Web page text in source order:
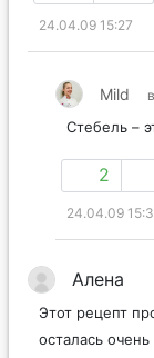
24.04.09 15:27
Mild
Стебель –
2
24.04.09
Алена
Этот рецепт
осталась